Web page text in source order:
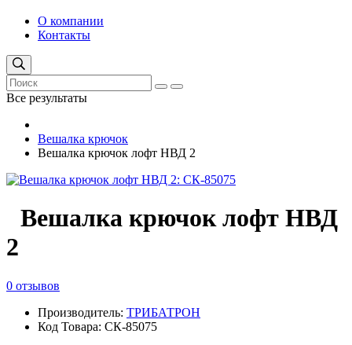
О компании
Контакты
Все результаты
Вешалка крючок
Вешалка крючок лофт НВД 2
Вешалка крючок лофт НВД
2
0 отзывов
Производитель: ТРИБАТРОН
Код Товара: СК-85075